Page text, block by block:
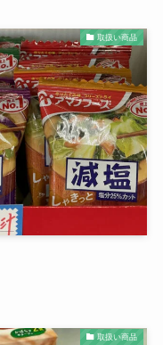
取扱い商品
取扱い商品